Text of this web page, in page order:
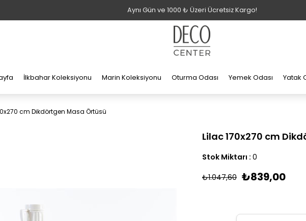
Aynı Gün ve 1000 ₺ Üzeri Ücretsiz Kargo!
İlkbahar Koleksiyonu Marin Koleksiyonu Oturma Odası Yemek Odası Yatak
cm Dikdörtgen Masa Örtüsü
Lilac 170x270 cm
Stok Miktarı : 0
₺1.047,60 ₺839,00